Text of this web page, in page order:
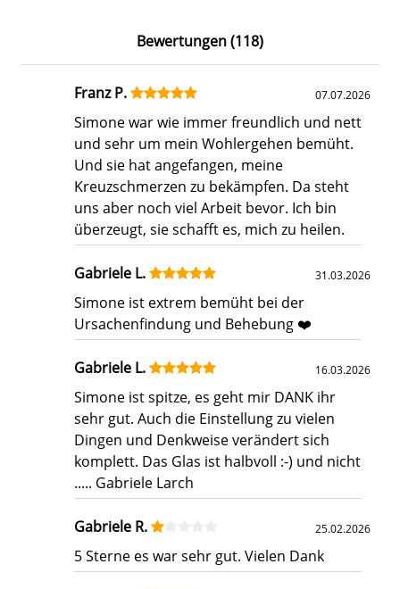
Bewertungen (118)
Franz P. 07.07.2026
Simone war wie immer freundlich und nett
und sehr um mein Wohlergehen bemüht.
Und sie hat angefangen, meine
Kreuzschmerzen zu bekämpfen. Da steht
uns aber noch viel Arbeit bevor. Ich bin
überzeugt, sie schafft es, mich zu heilen.
Gabriele L. 31.03.2026
Simone ist extrem bemüht bei der
Ursachenfindung und Behebung ❤️
Gabriele L. 16.03.2026
Simone ist spitze, es geht mir DANK ihr
sehr gut. Auch die Einstellung zu vielen
Dingen und Denkweise verändert sich
komplett. Das Glas ist halbvoll :-) und nicht
..... Gabriele Larch
Gabriele R. 25.02.2026
5 Sterne es war sehr gut. Vielen Dank